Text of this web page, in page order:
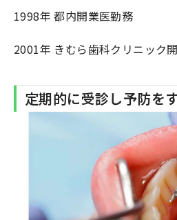
1998年 都内開業医勤務
2001年 きむら歯科クリニック
定期的に受診し予防を